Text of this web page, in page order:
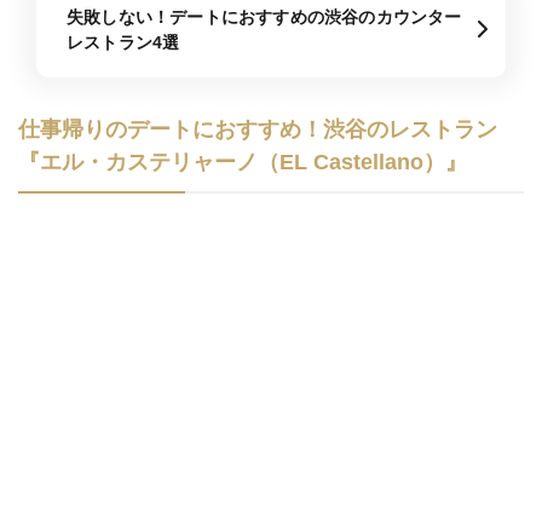
失敗しない！デートにおすすめの渋谷のカウンター
レストラン4選
仕事帰りのデートにおすすめ！渋谷のレストラン
『エル・カステリャーノ（EL Castellano）』